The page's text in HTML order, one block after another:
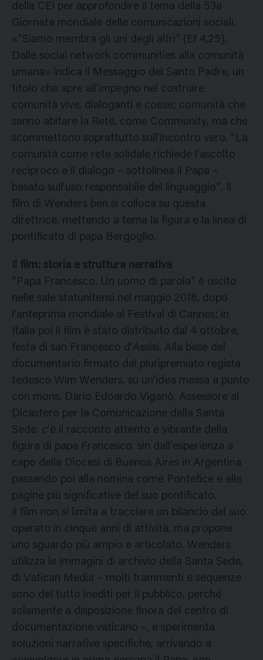
della CEI per approfondire il tema della 53a
Giornata mondiale delle comunicazioni sociali.
«“Siamo membra gli uni degli altri” (Ef 4,25).
Dalle social network communities alla comunità
umana» indica il Messaggio del Santo Padre, un
titolo che apre all’impegno nel costruire
comunità vive, dialoganti e coese; comunità che
sanno abitare la Rete, come Community, ma che
scommettono soprattutto sull’incontro vero. “La
comunità come rete solidale richiede l’ascolto
reciproco e il dialogo – sottolinea il Papa –
basato sull’uso responsabile del linguaggio”. Il
film di Wenders ben si colloca su questa
direttrice, mettendo a tema la figura e la linea di
pontificato di papa Bergoglio.
Il film: storia e struttura narrativa
“Papa Francesco. Un uomo di parola” è uscito
nelle sale statunitensi nel maggio 2018, dopo
l’anteprima mondiale al Festival di Cannes; in
Italia poi il film è stato distribuito dal 4 ottobre,
festa di san Francesco d’Assisi. Alla base del
documentario firmato dal pluripremiato regista
tedesco Wim Wenders, su un’idea messa a punto
con mons. Dario Edoardo Viganò, Assessore al
Dicastero per la Comunicazione della Santa
Sede, c’è il racconto attento e vibrante della
figura di papa Francesco, sin dall’esperienza a
capo della Diocesi di Buenos Aires in Argentina
passando poi alla nomina come Pontefice e alle
pagine più significative del suo pontificato.
Il film non si limita a tracciare un bilancio del suo
operato in cinque anni di attività, ma propone
uno sguardo più ampio e articolato. Wenders
utilizza le immagini di archivio della Santa Sede,
di Vatican Media – molti frammenti e sequenze
sono del tutto inediti per il pubblico, perché
solamente a disposizione finora del centro di
documentazione vaticano –, e sperimenta
soluzioni narrative specifiche, arrivando a